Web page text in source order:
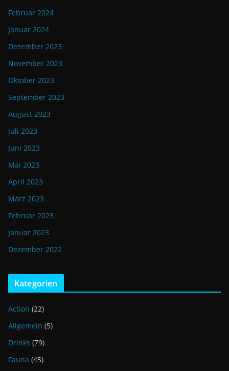
Februar 2024
Januar 2024
Dezember 2023
November 2023
Oktober 2023
September 2023
August 2023
Juli 2023
Juni 2023
Mai 2023
April 2023
März 2023
Februar 2023
Januar 2023
Dezember 2022
Kategorien
Action (22)
Allgemein (5)
Drinks (79)
Fauna (45)